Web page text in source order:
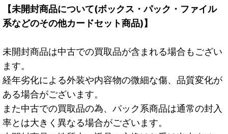
【未開封商品について(ボックス・パック・ファイル
系などのその他カードセット商品)】
未開封商品は中古での買取品が含まれる場合もござい
ます。
経年劣化による外装や内容物の微細な傷、品質変化が
ある場合がございます。
また中古での買取品の為、パック系商品は通常の封入
率とは大きく異なる場合がございます。